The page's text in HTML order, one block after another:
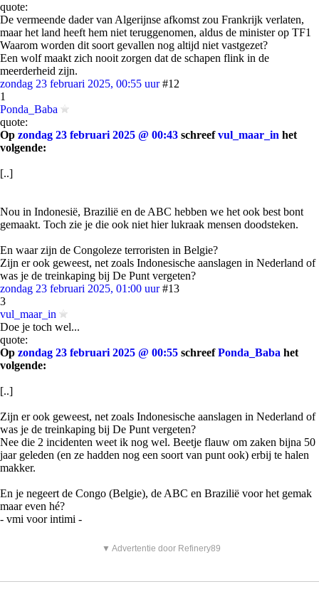
quote:
De vermeende dader van Algerijnse afkomst zou Frankrijk verlaten,
maar het land heeft hem niet teruggenomen, aldus de minister op TF1
Waarom worden dit soort gevallen nog altijd niet vastgezet?
Een wolf maakt zich nooit zorgen dat de schapen flink in de
meerderheid zijn.
zondag 23 februari 2025, 00:55 uur #12
1
Ponda_Baba
quote:
Op zondag 23 februari 2025 @ 00:43 schreefvul_maar_in het
volgende:
[..]
Nou in Indonesië, Brazilië en de ABC hebben we het ook best bont
gemaakt. Toch zie je die ook niet hier lukraak mensen doodsteken.
En waar zijn de Congoleze terroristen in Belgie?
Zijn er ook geweest, net zoals Indonesische aanslagen in Nederland of
was je de treinkaping bij De Punt vergeten?
zondag 23 februari 2025, 01:00 uur #13
3
vul_maar_in
Doe je toch wel...
quote:
Op zondag 23 februari 2025 @ 00:55 schreefPonda_Baba het
volgende:
[..]
Zijn er ook geweest, net zoals Indonesische aanslagen in Nederland of
was je de treinkaping bij De Punt vergeten?
Nee die 2 incidenten weet ik nog wel. Beetje flauw om zaken bijna 50
jaar geleden (en ze hadden nog een soort van punt ook) erbij te halen
makker.
En je negeert de Congo (Belgie), de ABC en Brazilië voor het gemak
maar even hé?
- vmi voor intimi -
▼ Advertentie door Refinery89